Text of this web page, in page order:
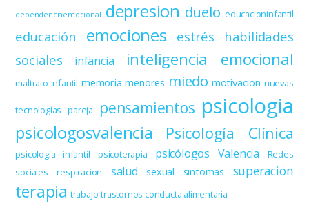
dependenciaemocional depresion duelo educacioninfantil
educación emociones estrés
habilidades
sociales
infancia inteligencia emocional
maltrato infantil memoria menores miedo motivacion nuevas
tecnologías pareja pensamientos psicologia
psicologosvalencia Psicología Clínica
psicología infantil psicoterapia psicólogos Valencia
Redes
sociales
respiracion salud sexual sintomas superacion
terapia trabajo trastornos conducta alimentaria